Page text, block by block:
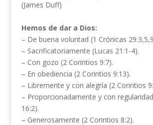
(James Duff)
Hemos de dar a Dios:
– De buena voluntad (1 Crónicas
– Sacrificatoriamente (Lucas 21:1-4).
– Con gozo (2 Corintios 9:7).
– En obediencia (2 Corintios 9:13).
– Libremente y con alegría (2 Corintios
– Proporcionadamente y con
16:2).
– Generosamente (2 Corintios 8:2).